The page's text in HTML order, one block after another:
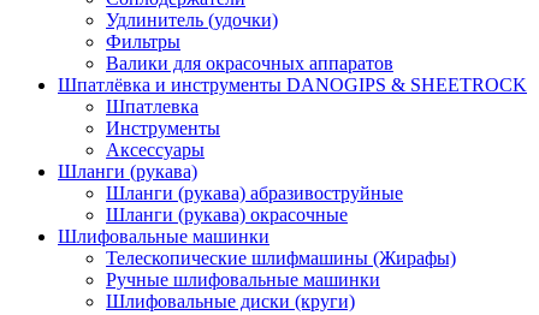
Удлинитель (удочки)
Фильтры
Валики для окрасочных аппаратов
Шпатлёвка и инструменты DANOGIPS & SHEETROCK
Шпатлевка
Инструменты
Аксессуары
Шланги (рукава)
Шланги (рукава) абразивоструйные
Шланги (рукава) окрасочные
Шлифовальные машинки
Телескопические шлифмашины (Жирафы)
Ручные шлифовальные машинки
Шлифовальные диски (круги)